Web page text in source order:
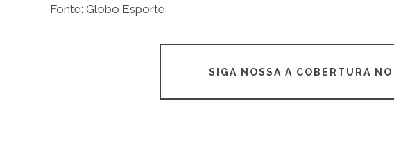
Fonte: Globo Esporte
SIGA NOSSA A COBERTURA